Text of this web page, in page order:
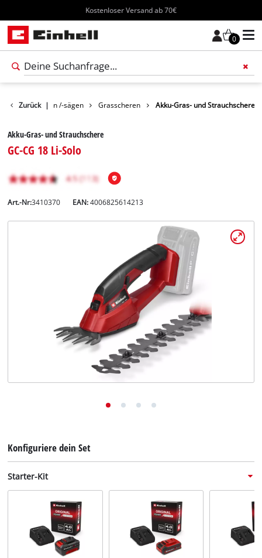
Kostenloser Versand ab 70€
0
Zurück |
Gartenscheren /-sägen Grasscheren Akku-Gras- und Strauchschere
Akku-Gras- und Strauchschere
GC-CG 18 Li-Solo
Art.-Nr:3410370 EAN:4006825614213
Konfiguriere dein Set
Starter-Kit